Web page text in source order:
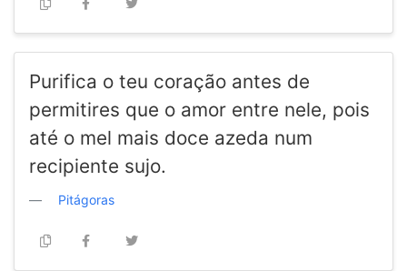
Purifica o teu coração antes de
permitires que o amor entre nele, pois
até o mel mais doce azeda num
recipiente sujo.
Pitágoras